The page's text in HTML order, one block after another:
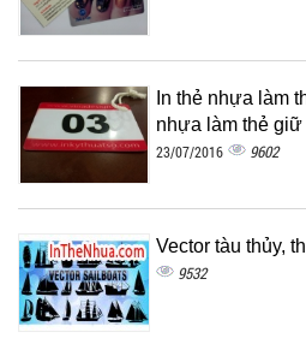
In thẻ nhựa làm
nhựa làm thẻ
23/07/2016 9602
Vector tàu thủy,
9532